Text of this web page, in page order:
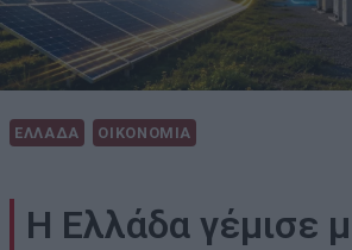
ΕΛΛΑΔΑ ΟΙΚΟΝΟΜΙΑ
Η Ελλάδα γέμισε